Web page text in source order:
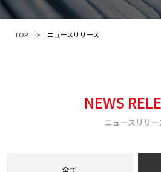
TOP > ニュースリリース
NEWS
ニュースリリー